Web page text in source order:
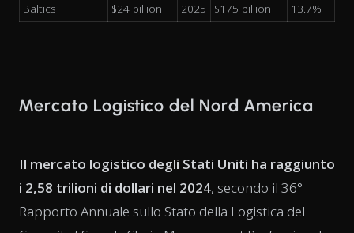
Baltics
$24 billion 2025 $175 billion 13.7%
Mercato Logistico del Nord America
Il mercato logistico degli Stati Uniti ha raggiunto
i 2,58 trilioni di dollari nel 2024, secondo il 36°
Rapporto Annuale sullo Stato della Logistica del